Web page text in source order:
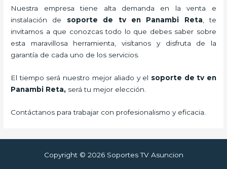
Nuestra empresa tiene alta demanda en la venta e
instalación de soporte de tv en Panambi Reta , te
invitamos a que conozcas todo lo que debes saber sobre
esta maravillosa herramienta, visítanos y disfruta de la
garantía de cada uno de los servicios.
El tiempo será nuestro mejor aliado y el soporte de tv en
Panambi Reta, será tu mejor elección.
Contáctanos para trabajar con profesionalismo y eficacia.
Copyright © 2026 Soportes TV Asuncion